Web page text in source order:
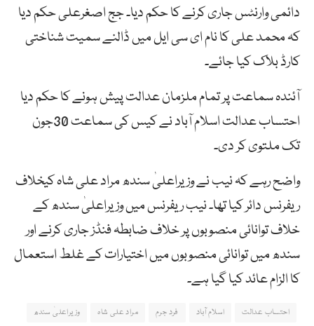
دائمی وارنٹس جاری کرنے کا حکم دیا۔ جج اصغرعلی حکم دیا
کہ محمد علی کا نام ای سی ایل میں ڈالنے سمیت شناختی
کارڈ بلاک کیا جائے۔
آئندہ سماعت پر تمام ملزمان عدالت پیش ہونے کا حکم دیا
احتساب عدالت اسلام آباد نے کیس کی سماعت 30جون
تک ملتوی کر دی۔
واضح رہے کہ نیب نے وزیراعلیٰ سندھ مراد علی شاہ کیخلاف
ریفرنس دائر کیا تھا۔ نیب ریفرنس میں وزیراعلیٰ سندھ کے
خلاف توانائی منصوبوں پر خلاف ضابطہ فنڈز جاری کرنے اور
سندھ میں توانائی منصوبوں میں اختیارات کے غلط استعمال
کا الزام عائد کیا گیا ہے۔
احتساب عدالت اسلام آباد فرد جرم مراد علی شاہ وزیراعلیٰ سندھ